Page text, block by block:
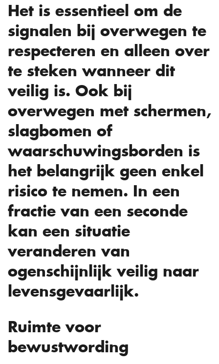
Het is essentieel om de
signalen bij overwegen te
respecteren en alleen over
te steken wanneer dit
veilig is. Ook bij
overwegen met schermen,
slagbomen of
waarschuwingsborden is
het belangrijk geen enkel
risico te nemen. In een
fractie van een seconde
kan een situatie
veranderen van
ogenschijnlijk veilig naar
levensgevaarlijk.
Ruimte voor
bewustwording